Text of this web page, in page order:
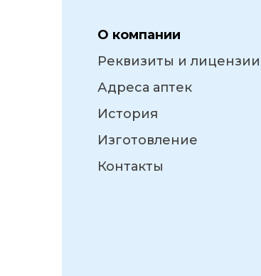
О компании
Реквизиты и лицензии
Адреса аптек
История
Изготовление
Контакты